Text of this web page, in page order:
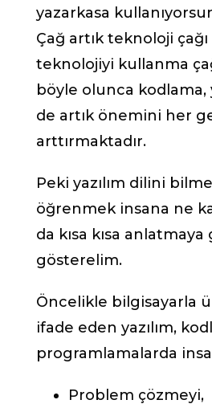
yazarkasa
Çağ artık teknoloji
teknolojiyi kullanma
böyle olunca kodlama,
de artık önemini her
arttırmaktadır.
Peki yazılım dilini
öğrenmek insana ne
da kısa kısa
gösterelim.
Öncelikle bilgisayarla
ifade eden yazılım,
programlamalarda
Problem çözmeyi,